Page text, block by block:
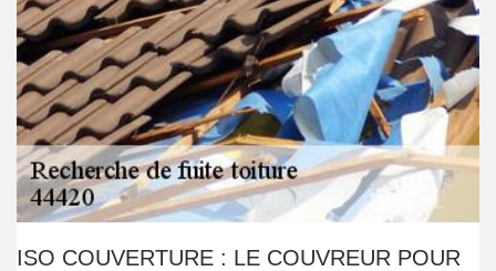
ISO COUVERTURE : LE COUVREUR POUR